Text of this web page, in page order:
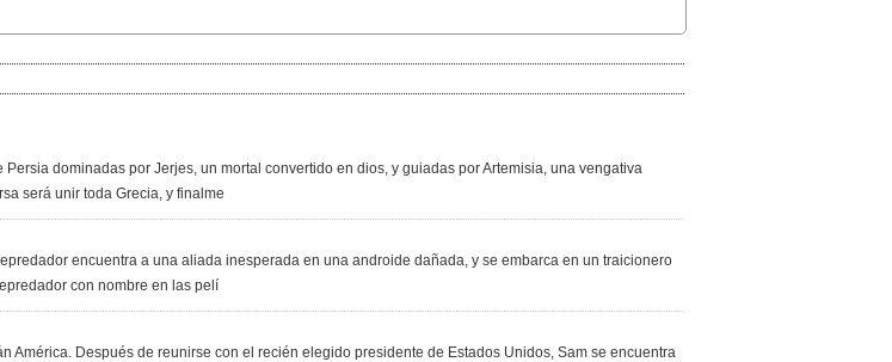
dominadas por Jerjes, un mortal convertido en dios, y guiadas por Artemisia, una vengativa
será unir toda Grecia, y finalme
encuentra a una aliada inesperada en una androide dañada, y se embarca en un traicionero
con nombre en las pelí
América. Después de reunirse con el recién elegido presidente de Estados Unidos, Sam se encuentra